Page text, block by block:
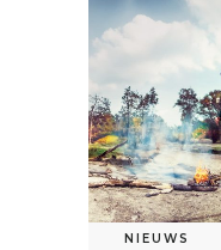
NIEUWS